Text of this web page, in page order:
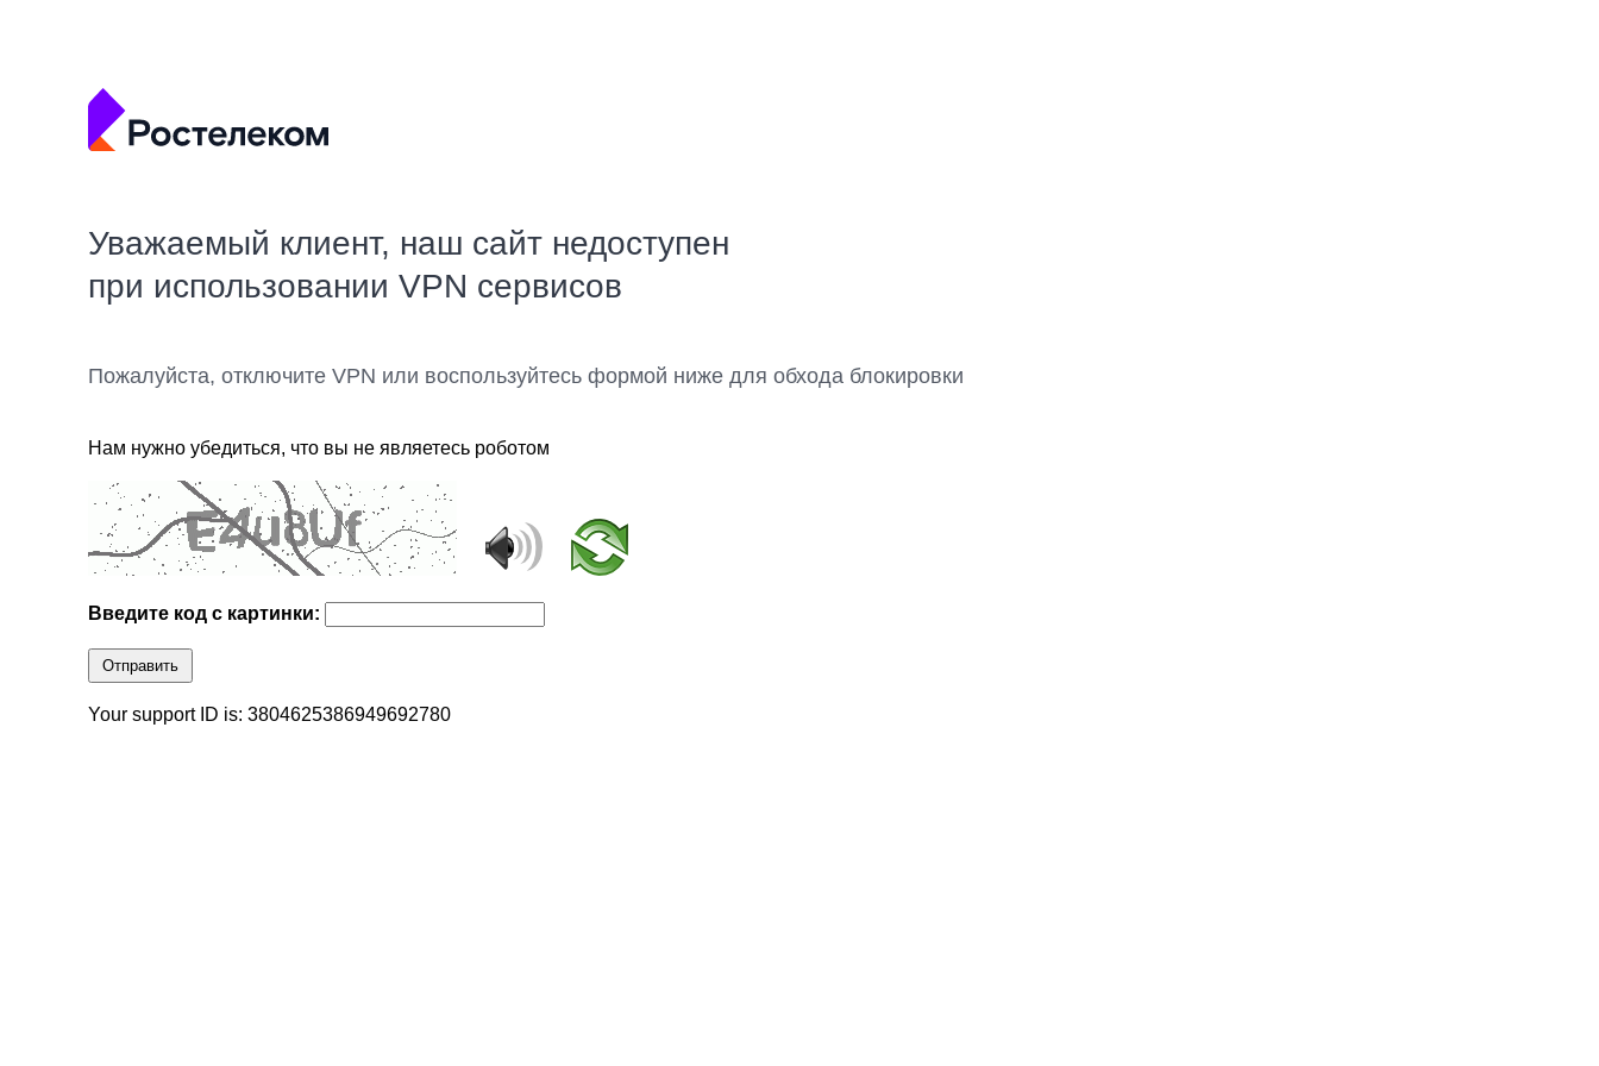
Уважаемый клиент, наш сайт недоступен
при использовании VPN сервисов
Пожалуйста, отключите VPN или воспользуйтесь формой ниже для обхода блокировки
Нам нужно убедиться, что вы не являетесь роботом
Введите код с картинки:
Отправить
Your support ID is: 3804625386949692780